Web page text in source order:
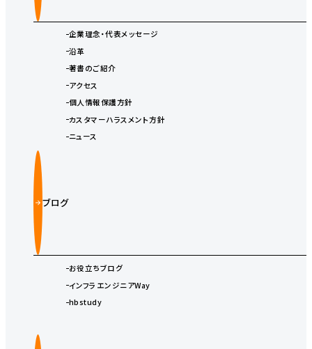
企業理念・代表メッセージ
沿革
著書のご紹介
アクセス
個人情報保護方針
カスタマーハラスメント方針
ニュース
ブログ
お役立ちブログ
インフラエンジニアWay
hbstudy